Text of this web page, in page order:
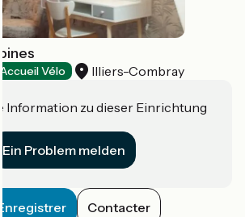
Accueil Vélo Illiers-Combray
Information zu dieser Einrichtung
Ein Problem melden
Enregistrer Contacter